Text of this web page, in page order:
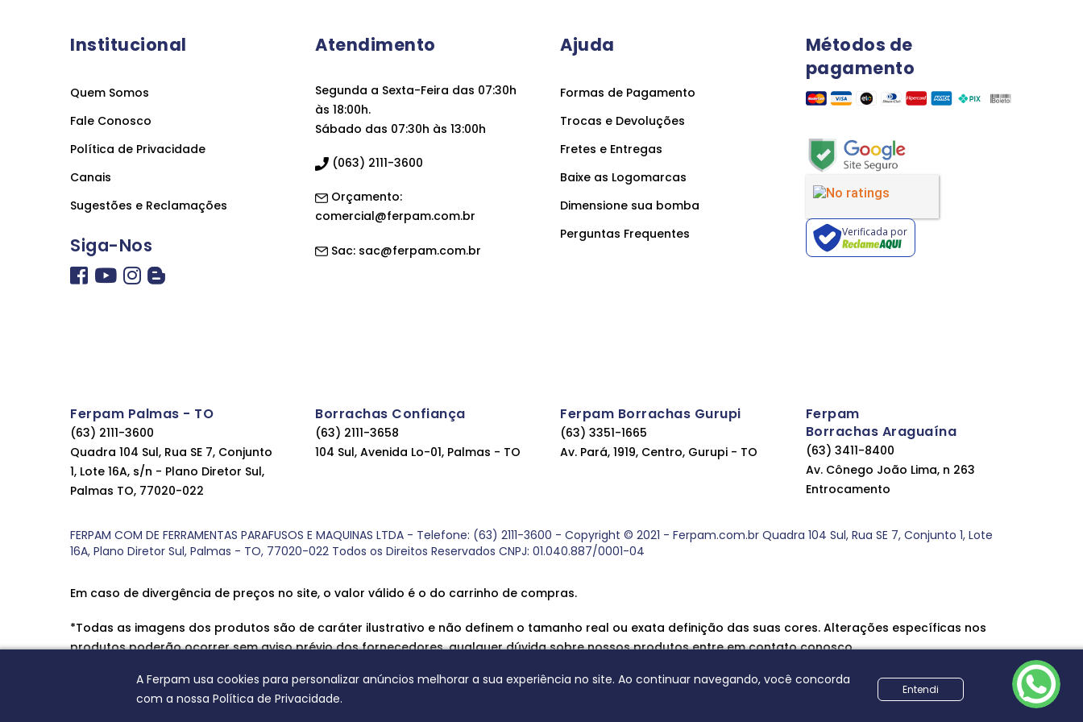
A Ferpam usa cookies para personalizar anúncios melhorar a sua experiência no site. Ao continuar navegando, você concorda
com a nossa Política de Privacidade.
Entendi
Institucional
Quem Somos
Fale Conosco
Política de Privacidade
Canais
Sugestões e Reclamações
Siga-Nos
Atendimento
Segunda a Sexta-Feira das 07:30h
às 18:00h.
Sábado das 07:30h às 13:00h
(063) 2111-3600
Orçamento:
comercial@ferpam.com.br
Sac: sac@ferpam.com.br
Ajuda
Formas de Pagamento
Trocas e Devoluções
Fretes e Entregas
Baixe as Logomarcas
Dimensione sua bomba
Perguntas Frequentes
Métodos de
pagamento
Verificada por
Ferpam Palmas - TO
(63) 2111-3600
Quadra 104 Sul, Rua SE 7, Conjunto
1, Lote 16A, s/n - Plano Diretor Sul,
Palmas TO, 77020-022
Borrachas Confiança
(63) 2111-3658
104 Sul, Avenida Lo-01, Palmas - TO
Ferpam Borrachas Gurupi
(63) 3351-1665
Av. Pará, 1919, Centro, Gurupi - TO
Ferpam
Borrachas Araguaína
(63) 3411-8400
Av. Cônego João Lima, n 263
Entrocamento
FERPAM COM DE FERRAMENTAS PARAFUSOS E MAQUINAS LTDA - Telefone: (63) 2111-3600 - Copyright © 2021 - Ferpam.com.br Quadra 104 Sul, Rua SE 7, Conjunto 1, Lote
16A, Plano Diretor Sul, Palmas - TO, 77020-022 Todos os Direitos Reservados CNPJ: 01.040.887/0001-04
Em caso de divergência de preços no site, o valor válido é o do carrinho de compras.
*Todas as imagens dos produtos são de caráter ilustrativo e não definem o tamanho real ou exata definição das suas cores. Alterações específicas nos
produtos poderão ocorrer sem aviso prévio dos fornecedores, qualquer dúvida sobre nossos produtos entre em contato conosco.